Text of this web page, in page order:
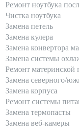
Ремонт ноутбука
Чистка ноутбука
Замена петель
Замена кулера
Замена конвертора
Замена системы
Ремонт материнской
Замена северного/
Замена корпуса
Ремонт системы
Замена термопасты
Замена веб-камеры